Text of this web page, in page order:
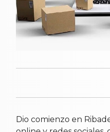
Dio comienzo en